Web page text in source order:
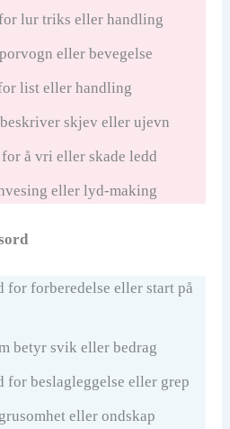
lur triks eller handling
eller bevegelse
list eller handling
skjev eller ujevn
å vri eller skade ledd
eller lyd-making
for forberedelse eller start på
betyr svik eller bedrag
for beslagleggelse eller grep
eller ondskap